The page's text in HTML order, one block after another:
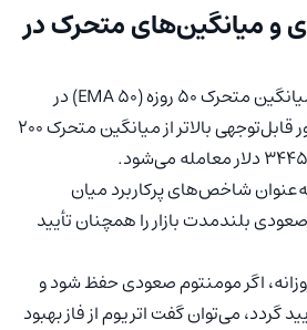
و میانگین‌های متحرک در
اتریوم همچنان بالاتر از میانگین متحرک ۵۰ روزه (EMA 50) در
محدوده ۴۲۲۰ دلار و به‌طور قابل‌توجهی بالاتر از میانگین متحرک ۲۰۰
شاخص‌های پرکاربرد میان
بلندمدت بازار را همچنان تأیید
اگر مومنتوم صعودی حفظ شود و
می‌توان گفت اتریوم از فاز بهبود